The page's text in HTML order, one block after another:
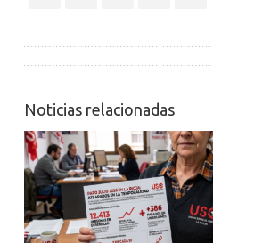
Noticias relacionadas